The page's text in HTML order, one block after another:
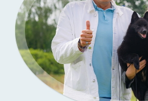
Портфолио —
Бассенджи. Фото